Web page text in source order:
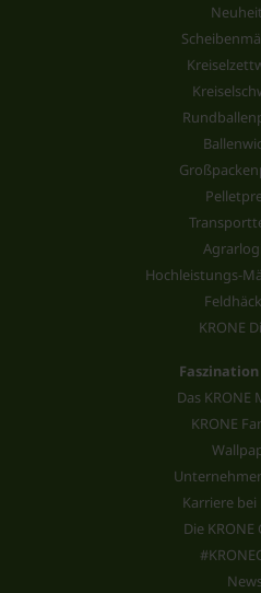
Hochleistungs-
KRONE
Faszination
Das KRONE
KRONE
Karriere bei
Die